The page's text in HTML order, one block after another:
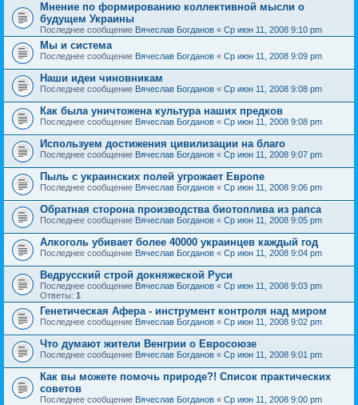
Мнение по формированию коллективной мысли о
будущем Украины
Последнее сообщение Вячеслав Богданов « Ср июн 11, 2008 9:10 pm
Мы и система
Последнее сообщение Вячеслав Богданов « Ср июн 11, 2008 9:09 pm
Наши идеи чиновникам
Последнее сообщение Вячеслав Богданов « Ср июн 11, 2008 9:08 pm
Как была уничтожена культура наших предков
Последнее сообщение Вячеслав Богданов « Ср июн 11, 2008 9:08 pm
Используем достижения цивилизации на благо
Последнее сообщение Вячеслав Богданов « Ср июн 11, 2008 9:07 pm
Пыль с украинских полей угрожает Европе
Последнее сообщение Вячеслав Богданов « Ср июн 11, 2008 9:06 pm
Обратная сторона производства биотоплива из рапса
Последнее сообщение Вячеслав Богданов « Ср июн 11, 2008 9:05 pm
Алкоголь убивает более 40000 украинцев каждый год
Последнее сообщение Вячеслав Богданов « Ср июн 11, 2008 9:04 pm
Ведрусский строй докняжеской Руси
Последнее сообщение Вячеслав Богданов « Ср июн 11, 2008 9:03 pm
Ответы: 1
Генетическая Афера - инструмент контроля над миром
Последнее сообщение Вячеслав Богданов « Ср июн 11, 2008 9:02 pm
Что думают жители Венгрии о Евросоюзе
Последнее сообщение Вячеслав Богданов « Ср июн 11, 2008 9:01 pm
Как вы можете помочь природе?! Список практических
советов
Последнее сообщение Вячеслав Богданов « Ср июн 11, 2008 9:00 pm